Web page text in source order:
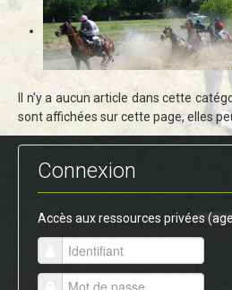
Il n'y a aucun article dans cette
sont affichées sur cette page, elles
Connexion
Accès aux ressources privées